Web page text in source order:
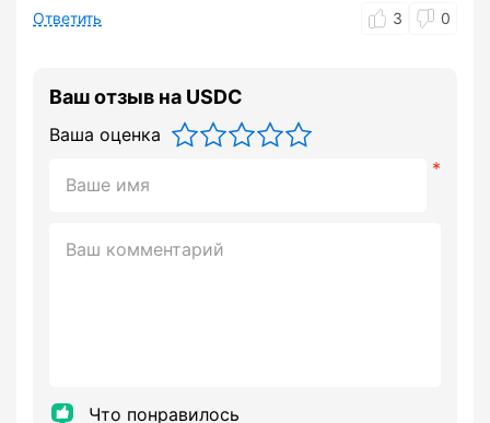
Ответить 3 0
Ваш отзыв на USDC
Ваша оценка
Что понравилось